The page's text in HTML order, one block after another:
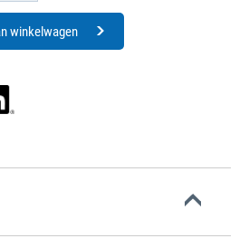
winkelwagen